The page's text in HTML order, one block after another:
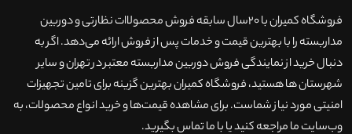
فروشگاه کمیران با ۲۰سال سابقه فروش محصولاات نظارتی و دوربین
مداربسته را با بهترین قیمت و خدمات پس از فروش ارائه می‌دهد. اگر به
دنبال خرید از نمایندگی فروش دوربین مداربسته معتبر در تهران و سایر
شهرستان ها هستید، فروشگاه کمیران بهترین گزینه برای تامین تجهیزات
امنیتی مورد نیاز شماست. برای مشاهده قیمت‌ها و خرید انواع محصولات، به
وب‌سایت ما مراجعه کنید یا با ما تماس بگیرید.